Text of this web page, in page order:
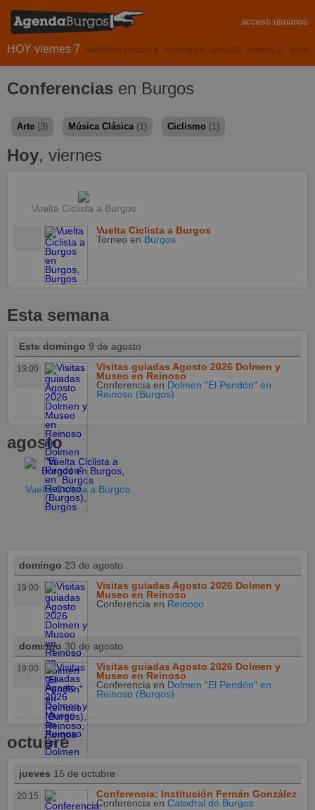
acceso usuarios
HOY viernes 7 MAÑANA sábado 8 domingo 9 lunes 10 martes 11
Conferencias en Burgos
Arte (3) Música Clásica (1) Ciclismo (1)
Hoy, viernes
Vuelta Ciclista a Burgos
Vuelta Ciclista a Burgos
Torneo en Burgos
Esta semana
Este domingo 9 de agosto
19:00
Visitas guiadas Agosto 2026 Dolmen y
Museo en Reinoso
Conferencia en Dolmen "El Pendón" en
Reinoso (Burgos)
agosto
Vuelta Ciclista a Burgos
domingo 23 de agosto
19:00
Visitas guiadas Agosto 2026 Dolmen y
Museo en Reinoso
Conferencia en Reinoso
domingo 30 de agosto
19:00
Visitas guiadas Agosto 2026 Dolmen y
Museo en Reinoso
Conferencia en Dolmen "El Pendón" en
Reinoso (Burgos)
octubre
jueves 15 de octubre
20:15
Conferencia: Institución Fernán González
Conferencia en Catedral de Burgos